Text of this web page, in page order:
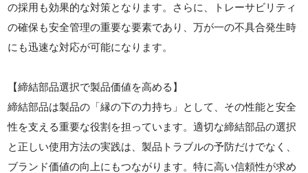
の採用も効果的な対策となります。さらに、トレーサビリティ
の確保も安全管理の重要な要素であり、万が一の不具合発生時
にも迅速な対応が可能になります。
【締結部品選択で製品価値を高める】
締結部品は製品の「縁の下の力持ち」として、その性能と安全
性を支える重要な役割を担っています。適切な締結部品の選択
と正しい使用方法の実践は、製品トラブルの予防だけでなく、
ブランド価値の向上にもつながります。特に高い信頼性が求め